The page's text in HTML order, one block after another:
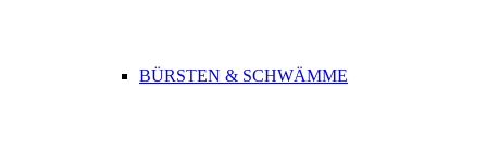
BÜRSTEN & SCHWÄMME